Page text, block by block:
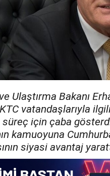
Ulaştırma Bakanı
vatandaşlarıyla
süreç için çaba
kamuoyuna
siyasi avantaj